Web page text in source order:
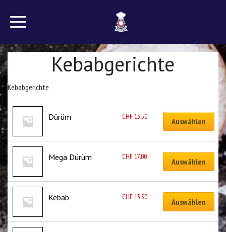
Kebabgerichte
Kebabgerichte
Dürüm CHF 13.50 Auswählen
Mega Dürüm CHF 17.00 Auswählen
Kebab CHF 13.50 Auswählen